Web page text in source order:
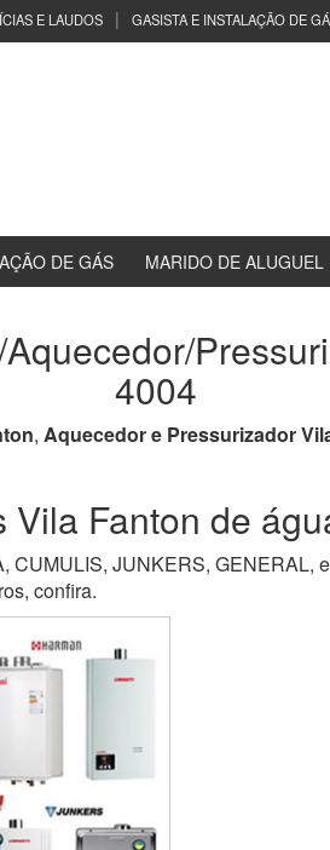
E LAUDOS GASISTA E INSTALAÇÃO DE
DE GÁS MARIDO DE ALUGUEL
4004
, Aquecedor e Pressurizador
Fanton de
CUMULIS, JUNKERS, GENERAL,
confira.